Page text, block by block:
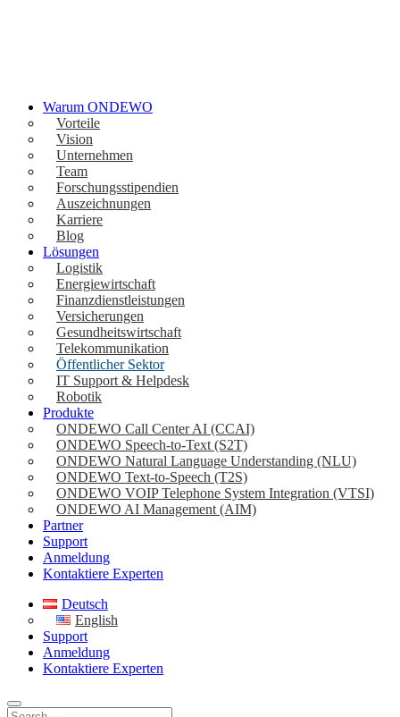
Warum ONDEWO
Vorteile
Vision
Unternehmen
Team
Forschungsstipendien
Auszeichnungen
Karriere
Blog
Lösungen
Logistik
Energiewirtschaft
Finanzdienstleistungen
Versicherungen
Gesundheitswirtschaft
Telekommunikation
Öffentlicher Sektor
IT Support & Helpdesk
Robotik
Produkte
ONDEWO Call Center AI (CCAI)
ONDEWO Speech-to-Text (S2T)
ONDEWO Natural Language Understanding (NLU)
ONDEWO Text-to-Speech (T2S)
ONDEWO VOIP Telephone System Integration (VTSI)
ONDEWO AI Management (AIM)
Partner
Support
Anmeldung
Kontaktiere Experten
Deutsch
English
Support
Anmeldung
Kontaktiere Experten